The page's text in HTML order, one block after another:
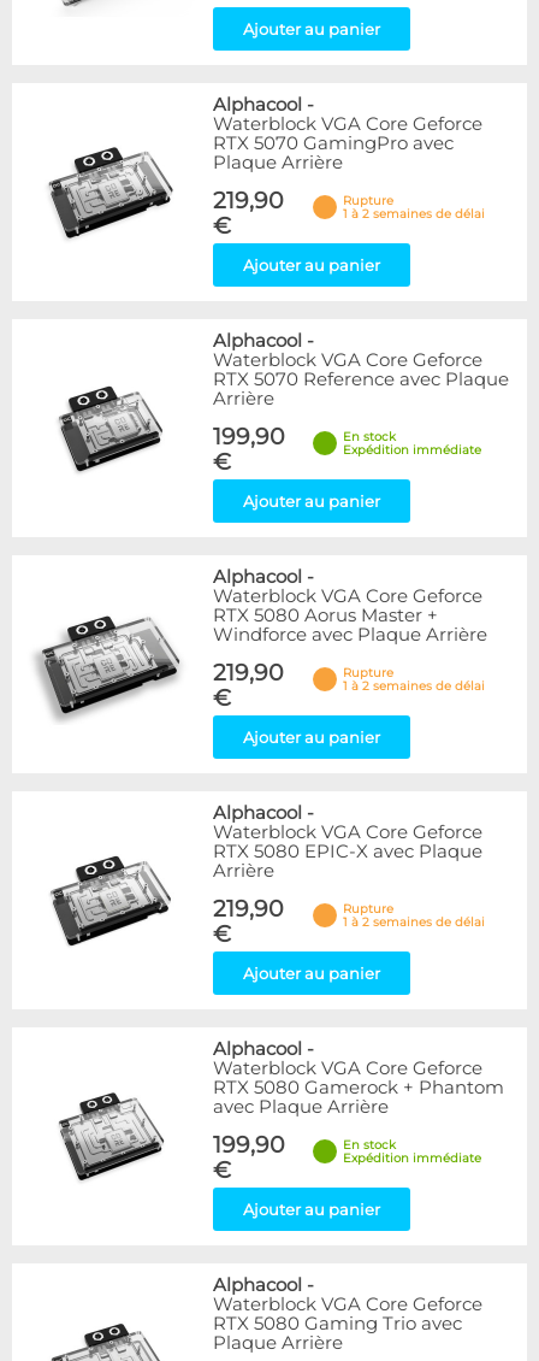
Ajouter au panier
Alphacool -
Waterblock VGA Core Geforce
RTX 5070 GamingPro avec
Plaque Arrière
219,90
€
Rupture
1 à 2 semaines de délai
Ajouter au panier
Alphacool -
Waterblock VGA Core Geforce
RTX 5070 Reference avec Plaque
Arrière
199,90
€
En stock
Expédition immédiate
Ajouter au panier
Alphacool -
Waterblock VGA Core Geforce
RTX 5080 Aorus Master +
Windforce avec Plaque Arrière
219,90
€
Rupture
1 à 2 semaines de délai
Ajouter au panier
Alphacool -
Waterblock VGA Core Geforce
RTX 5080 EPIC-X avec Plaque
Arrière
219,90
€
Rupture
1 à 2 semaines de délai
Ajouter au panier
Alphacool -
Waterblock VGA Core Geforce
RTX 5080 Gamerock + Phantom
avec Plaque Arrière
199,90
€
En stock
Expédition immédiate
Ajouter au panier
Alphacool -
Waterblock VGA Core Geforce
RTX 5080 Gaming Trio avec
Plaque Arrière